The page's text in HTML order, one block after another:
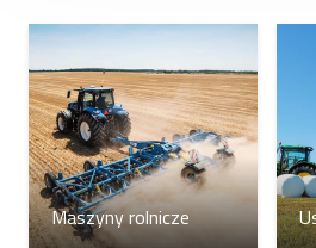
koszty pracy.
Siewnik taśmowy Falcon Pro
dwóch roślin i nawożenie w
Siewniki są kompaktowe, lekkie
niskim oporem, a także łatwą
sterowaniem. Siewnik ten
Maszyny rolnicze